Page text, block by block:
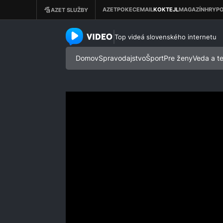
azet.video.sk
Top videá slovenského internetu
DomovSpravodajstvoŠportPre ženyVeda a